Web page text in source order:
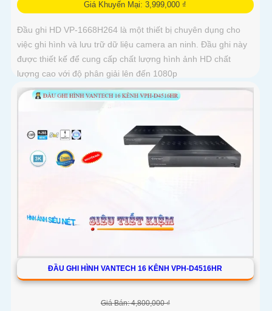
Giá Khuyến Mại: 3,999,000 ₫
Đầu ghi HD VP-1668H264 là một thiết bị chuyên dụng cho
việc ghi hình và lưu trữ dữ liệu camera an ninh. Đầu ghi này
được thiết kế để cung cấp chất lượng hình ảnh HD chất
lượng cao với độ phân giải lên đến 1080p
ĐẦU GHI HÌNH VANTECH 16 KÊNH VPH-D4516HR
Giá Bán: 4,800,000 ₫